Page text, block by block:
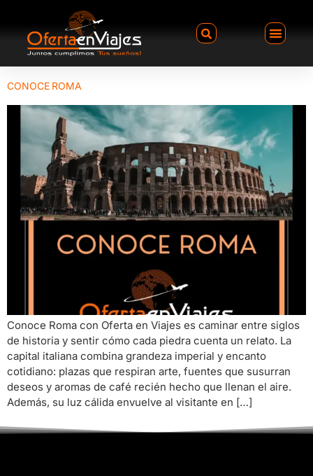
CONOCE ROMA
Conoce Roma con Oferta en Viajes es caminar entre siglos
de historia y sentir cómo cada piedra cuenta un relato. La
capital italiana combina grandeza imperial y encanto
cotidiano: plazas que respiran arte, fuentes que susurran
deseos y aromas de café recién hecho que llenan el aire.
Además, su luz cálida envuelve al visitante en […]